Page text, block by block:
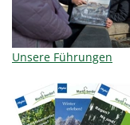
Unsere Führungen